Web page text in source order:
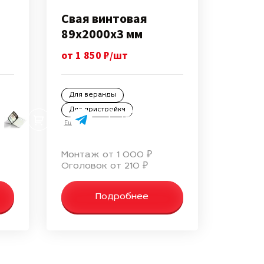
+7 499 647-43-87
Свая винтовая
89х2000х3 мм
от 1 850 ₽/шт
Для веранды
Для пристройки
Еще
Монтаж от 1 000 ₽
Оголовок от 210 ₽
Подробнее